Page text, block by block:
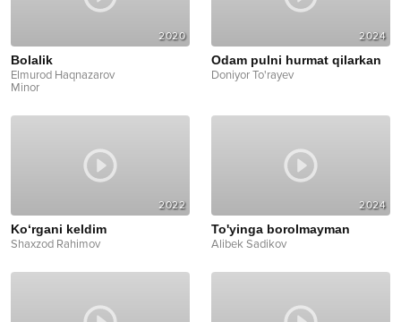
2020
Bolalik
Elmurod Haqnazarov
Minor
2024
Odam pulni hurmat qilarkan
Doniyor To'rayev
2022
Ko‘rgani keldim
Shaxzod Rahimov
2024
To'yinga borolmayman
Alibek Sadikov